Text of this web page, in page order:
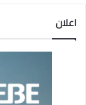
اعلان